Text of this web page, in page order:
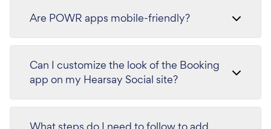
Are POWR apps mobile-friendly?
Can I customize the look of the Booking
app on my Hearsay Social site?